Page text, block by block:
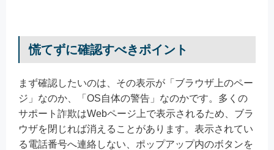
慌てずに確認すべきポイント
まず確認したいのは、その表示が「ブラウザ上のペー
ジ」なのか、「OS自体の警告」なのかです。多くの
サポート詐欺はWebページ上で表示されるため、ブラ
ウザを閉じれば消えることがあります。表示されてい
る電話番号へ連絡しない、ポップアップ内のボタンを